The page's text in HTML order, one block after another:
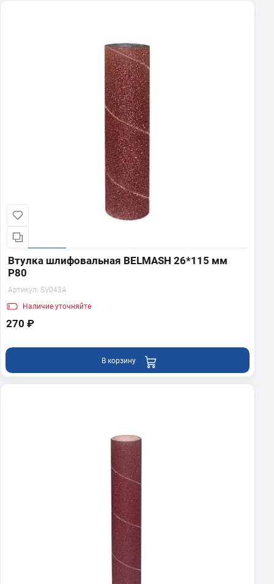
Втулка шлифовальная BELMASH 26*115 мм
P80
Артикул: SV043A
Наличие уточняйте
270 ₽
В корзину